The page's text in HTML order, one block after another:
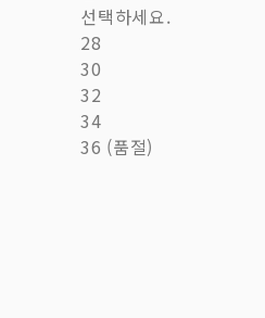
선택하세요.
28
30
32
34
36 (품절)